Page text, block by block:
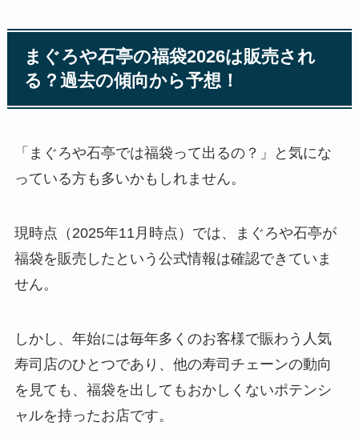
まぐろや石亭の福袋2026は販売され
る？過去の傾向から予想！
「まぐろや石亭では福袋って出るの？」と気にな
っている方も多いかもしれません。
現時点（2025年11月時点）では、まぐろや石亭が
福袋を販売したという公式情報は確認できていま
せん。
しかし、年始には毎年多くのお客様で賑わう人気
寿司店のひとつであり、他の寿司チェーンの動向
を見ても、福袋を出してもおかしくないポテンシ
ャルを持ったお店です。